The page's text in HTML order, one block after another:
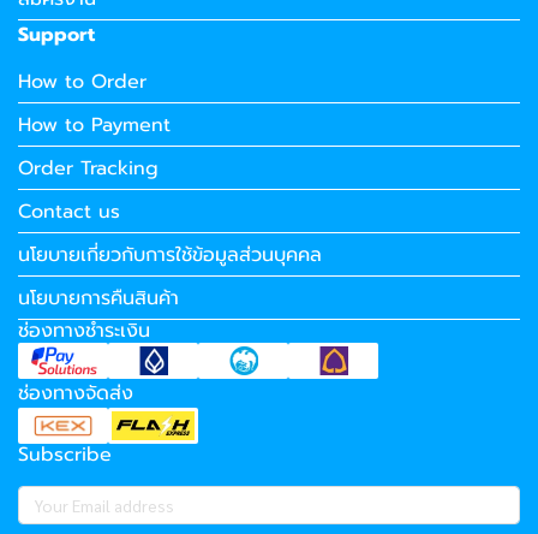
Support
How to Order
How to Payment
Order Tracking
Contact us
นโยบายเกี่ยวกับการใช้ข้อมูลส่วนบุคคล
นโยบายการคืนสินค้า
ช่องทางชำระเงิน
ช่องทางจัดส่ง
Subscribe